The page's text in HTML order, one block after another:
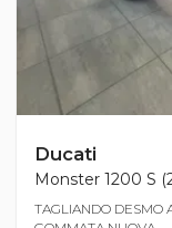
Ducati
Monster 1200 S
TAGLIANDO DESMO